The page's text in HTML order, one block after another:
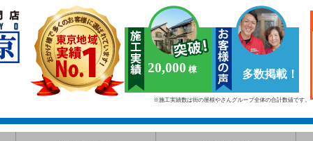
20,000 多数掲載！
※施工実績数は街の屋根やさんグループ全体の合計数値です。